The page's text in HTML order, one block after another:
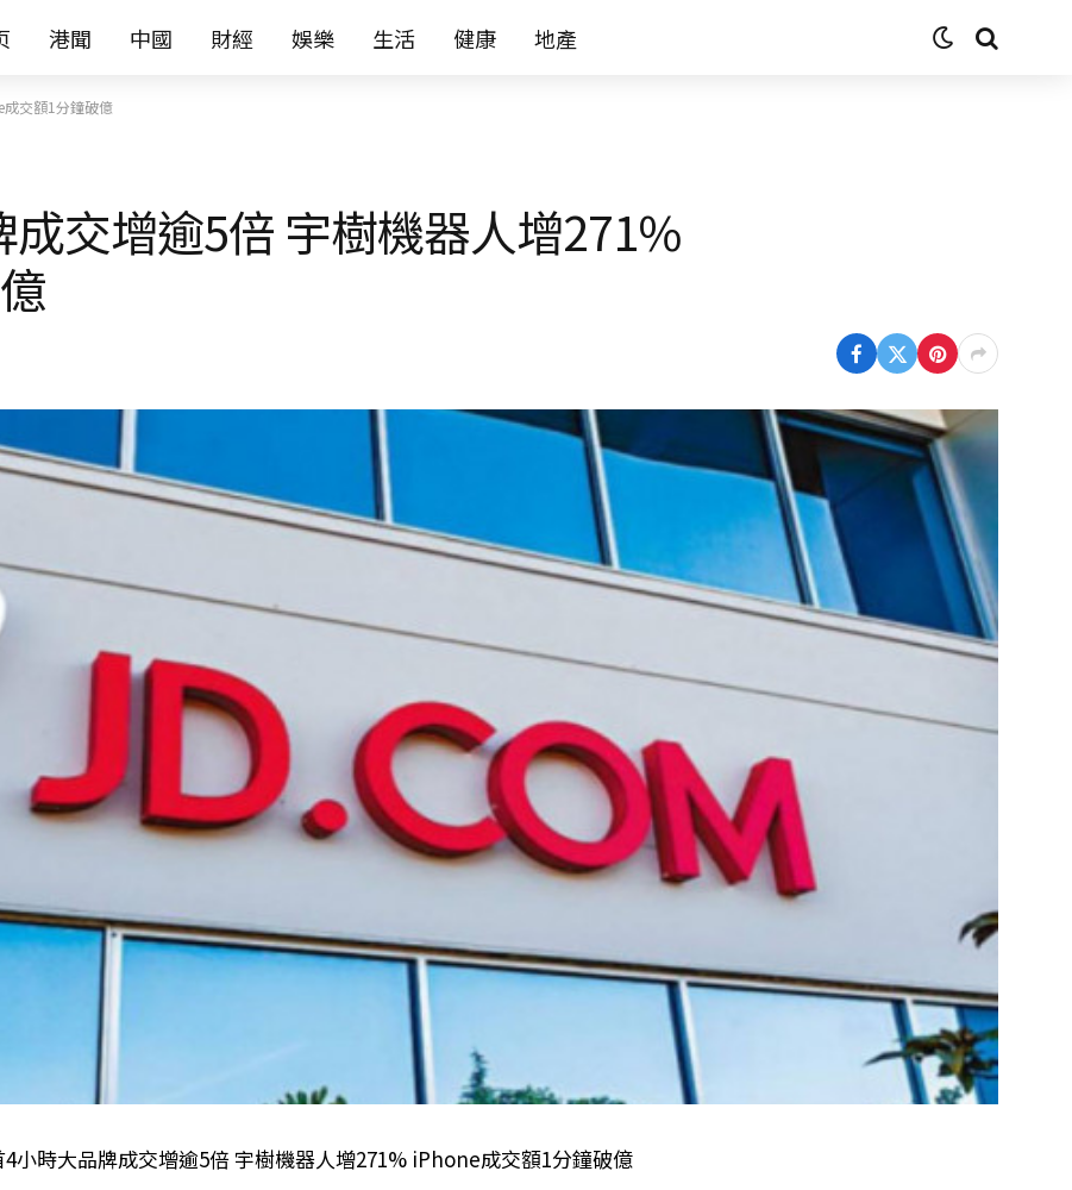
港聞 中國 財經 娛樂 生活 健康 地產
交額1分鐘破億
交增逾5倍 宇樹機器人增271%
4小時大品牌成交增逾5倍 宇樹機器人增271% iPhone成交額1分鐘破億